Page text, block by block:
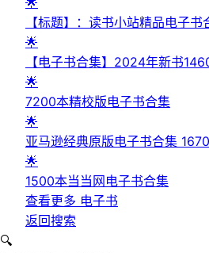
【标题】：读书小站精品电子书
🌟
【电子书合集】2024年新书
🌟
7200本精校版电子书合集
🌟
亚马逊
🌟
1500本当当网电子书合集
查看更多 电子书
返回搜索
🔍